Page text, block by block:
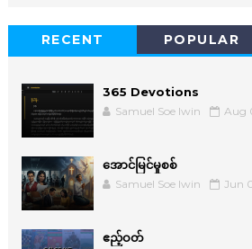
RECENT POPULAR
365 Devotions
Samuel Soe lwin Aug
အောင်မြင်မှုစစ်
Samuel Soe lwin Jun
ဧည့်ဝတ်